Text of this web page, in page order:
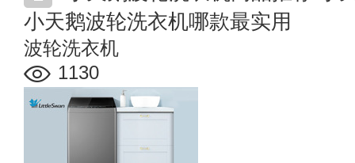
小天鹅波轮洗衣机哪款最实用
波轮洗衣机
1130